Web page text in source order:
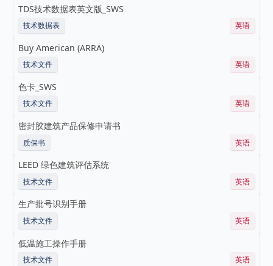
Complies with LEED program requirements
TDS技术数据表英文版_SWS
技术数据表 英语
Buy American (ARRA)
技术文件 英语
色卡_SWS
技术文件 英语
密封胶建筑产品保修申请书
质保书 英语
LEED 绿色建筑评估系统
技术文件 英语
生产批号识别手册
技术文件 英语
低温施工操作手册
技术文件 英语